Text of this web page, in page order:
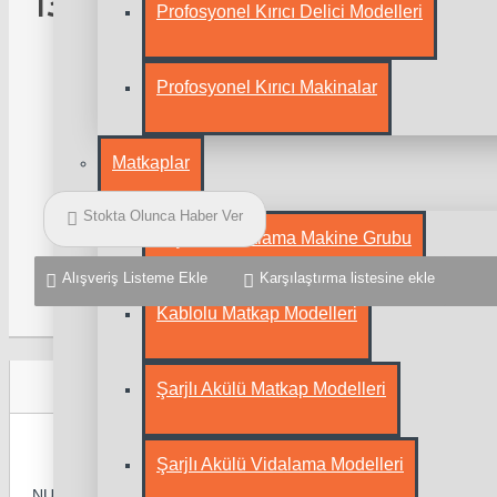
Profosyonel Kırıcı Delici Modelleri
Profosyonel Kırıcı Makinalar
Matkaplar
Alçıpan Vidalama Makine Grubu
Kablolu Matkap Modelleri
Şarjlı Akülü Matkap Modelleri
Şarjlı Akülü Vidalama Modelleri
Stok Durumu:
Tükendi
Ürün Kodu:: 23320
Stokta Olunca Haber Ver
Alışveriş Listeme Ekle Karşılaştırma listesine ekle